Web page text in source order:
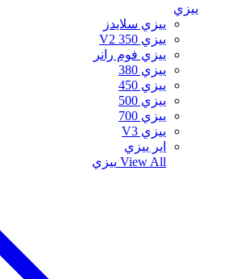
ييزي
ييزي سلايدز
ييزي 350 V2
ييزي فوم رانر
ييزي 380
ييزي 450
ييزي 500
ييزي 700
ييزي V3
اير ييزي
View All ييزي